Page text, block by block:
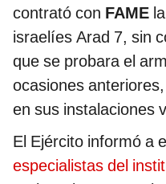
contrató con FAME
israelíes Arad 7, sin
que se probara el
ocasiones
en sus instalaciones
El Ejército informó a
especialistas del